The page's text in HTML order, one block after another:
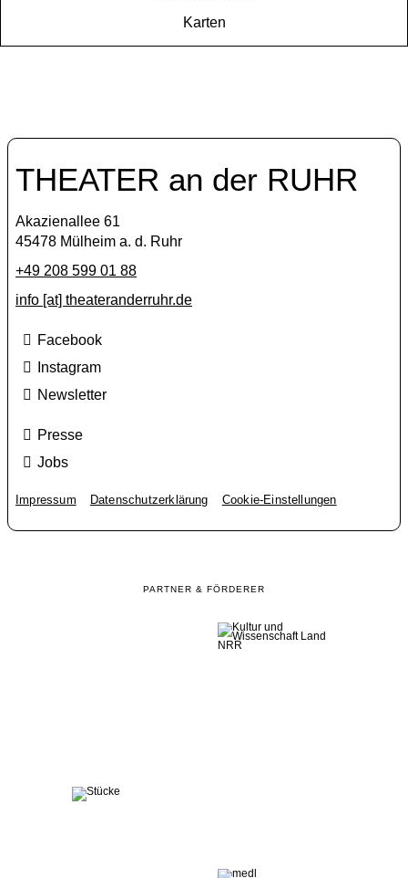
Karten
THEATER an der RUHR
Akazienallee 61
45478 Mülheim a. d. Ruhr
+49 208 599 01 88
info [​at​] theateranderruhr.de
Facebook
Instagram
Newsletter
Presse
Jobs
Impressum Datenschutzerklärung Cookie-Einstellungen
PARTNER & FÖRDERER